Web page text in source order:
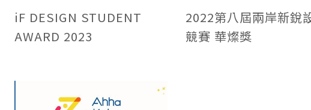
iF DESIGN STUDENT
AWARD 2023
2022第八屆兩岸新銳
競賽 華燦獎